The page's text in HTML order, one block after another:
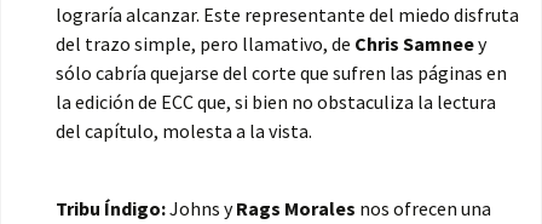
lograría alcanzar. Este representante del miedo disfruta
del trazo simple, pero llamativo, de Chris Samneey
sólo cabría quejarse del corte que sufren las páginas en
la edición de ECC que, si bien no obstaculiza la lectura
del capítulo, molesta a la vista.
Tribu Índigo:Johns yRags Morales nos ofrecen una